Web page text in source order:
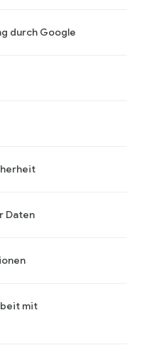
durch Google
Daten
mit